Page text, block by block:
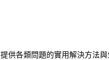
提供各類問題的實用解決方法